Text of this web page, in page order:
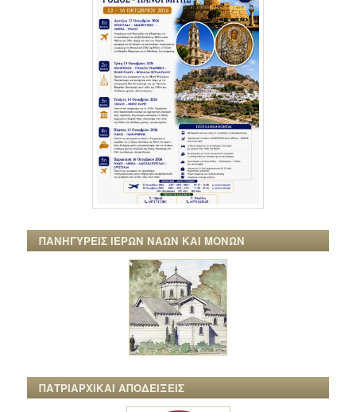
ΠΑΝΗΓΥΡΕΙΣ ΙΕΡΩΝ ΝΑΩΝ ΚΑΙ ΜΟΝΩΝ
ΠΑΤΡΙΑΡΧΙΚΑΙ ΑΠΟΔΕΙΞΕΙΣ